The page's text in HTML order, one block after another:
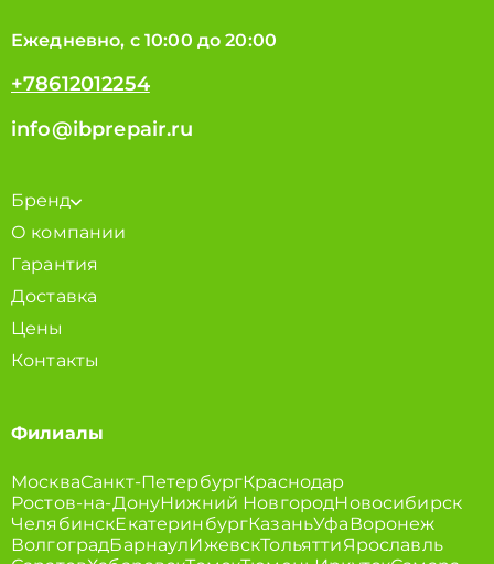
Ежедневно, с 10:00 до 20:00
+78612012254
info@ibprepair.ru
Бренд
О компании
Гарантия
Доставка
Цены
Контакты
Филиалы
МоскваСанкт-ПетербургКраснодар
Ростов-на-ДонуНижний НовгородНовосибирск
ЧелябинскЕкатеринбургКазаньУфаВоронеж
ВолгоградБарнаулИжевскТольяттиЯрославль